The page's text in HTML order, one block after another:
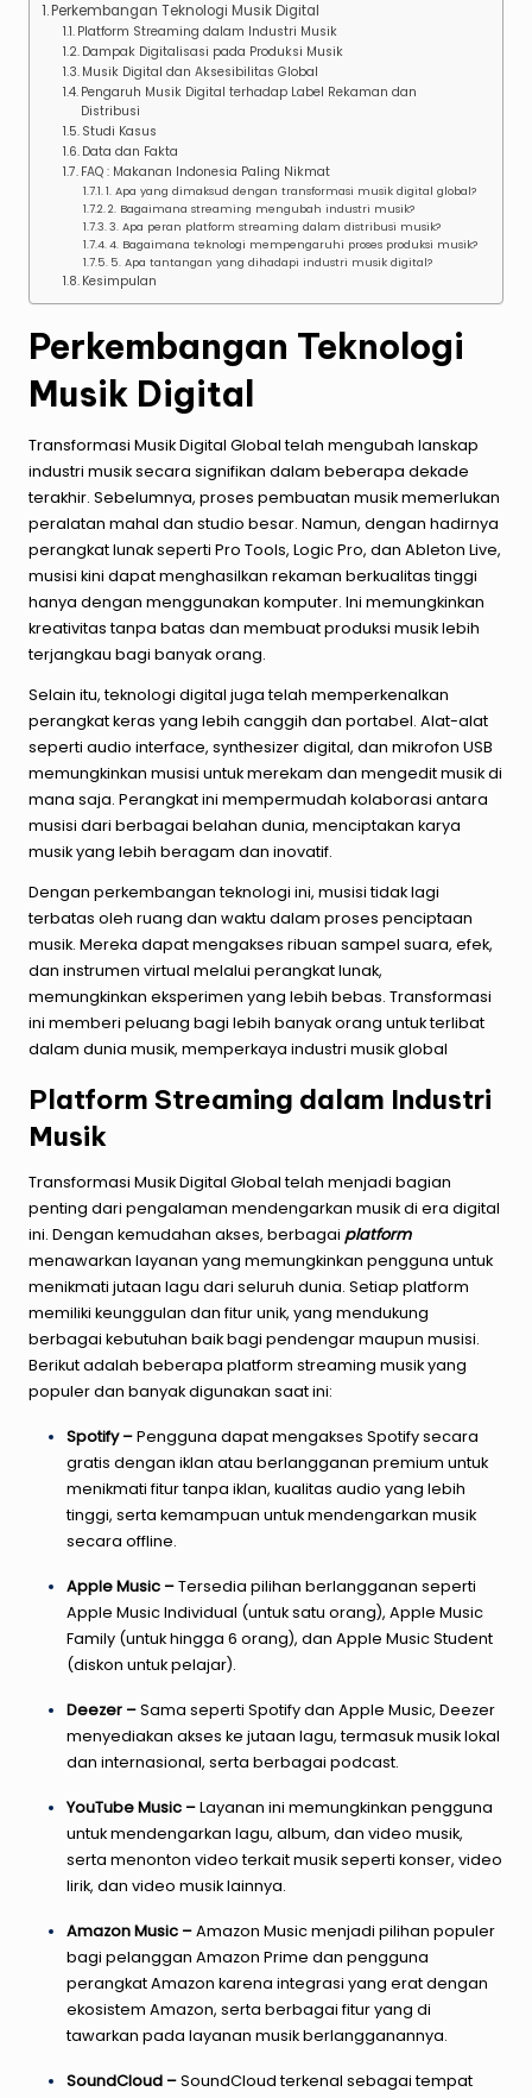
Perkembangan Teknologi Musik Digital
Platform Streaming dalam Industri Musik
Dampak Digitalisasi pada Produksi Musik
Musik Digital dan Aksesibilitas Global
Pengaruh Musik Digital terhadap Label Rekaman dan
Distribusi
Studi Kasus
Data dan Fakta
FAQ : Makanan Indonesia Paling Nikmat
1. Apa yang dimaksud dengan transformasi musik digital global?
2. Bagaimana streaming mengubah industri musik?
3. Apa peran platform streaming dalam distribusi musik?
4. Bagaimana teknologi mempengaruhi proses produksi musik?
5. Apa tantangan yang dihadapi industri musik digital?
Kesimpulan
Perkembangan Teknologi
Musik Digital
Transformasi Musik Digital Global telah mengubah lanskap
industri musik secara signifikan dalam beberapa dekade
terakhir. Sebelumnya, proses pembuatan musik memerlukan
peralatan mahal dan studio besar. Namun, dengan hadirnya
perangkat lunak seperti Pro Tools, Logic Pro, dan Ableton Live,
musisi kini dapat menghasilkan rekaman berkualitas tinggi
hanya dengan menggunakan komputer. Ini memungkinkan
kreativitas tanpa batas dan membuat produksi musik lebih
terjangkau bagi banyak orang.
Selain itu, teknologi digital juga telah memperkenalkan
perangkat keras yang lebih canggih dan portabel. Alat-alat
seperti audio interface, synthesizer digital, dan mikrofon USB
memungkinkan musisi untuk merekam dan mengedit musik di
mana saja. Perangkat ini mempermudah kolaborasi antara
musisi dari berbagai belahan dunia, menciptakan karya
musik yang lebih beragam dan inovatif.
Dengan perkembangan teknologi ini, musisi tidak lagi
terbatas oleh ruang dan waktu dalam proses penciptaan
musik. Mereka dapat mengakses ribuan sampel suara, efek,
dan instrumen virtual melalui perangkat lunak,
memungkinkan eksperimen yang lebih bebas. Transformasi
ini memberi peluang bagi lebih banyak orang untuk terlibat
dalam dunia musik, memperkaya industri musik global
Platform Streaming dalam Industri
Musik
Transformasi Musik Digital Global telah menjadi bagian
penting dari pengalaman mendengarkan musik di era digital
ini. Dengan kemudahan akses, berbagai platform
menawarkan layanan yang memungkinkan pengguna untuk
menikmati jutaan lagu dari seluruh dunia. Setiap platform
memiliki keunggulan dan fitur unik, yang mendukung
berbagai kebutuhan baik bagi pendengar maupun musisi.
Berikut adalah beberapa platform streaming musik yang
populer dan banyak digunakan saat ini:
Spotify –Pengguna dapat mengakses Spotify secara
gratis dengan iklan atau berlangganan premium untuk
menikmati fitur tanpa iklan, kualitas audio yang lebih
tinggi, serta kemampuan untuk mendengarkan musik
secara offline.
Apple Music –Tersedia pilihan berlangganan seperti
Apple Music Individual (untuk satu orang), Apple Music
Family (untuk hingga 6 orang), dan Apple Music Student
(diskon untuk pelajar).
Deezer –Sama seperti Spotify dan Apple Music, Deezer
menyediakan akses ke jutaan lagu, termasuk musik lokal
dan internasional, serta berbagai podcast.
YouTube Music –Layanan ini memungkinkan pengguna
untuk mendengarkan lagu, album, dan video musik,
serta menonton video terkait musik seperti konser, video
lirik, dan video musik lainnya.
Amazon Music –Amazon Music menjadi pilihan populer
bagi pelanggan Amazon Prime dan pengguna
perangkat Amazon karena integrasi yang erat dengan
ekosistem Amazon, serta berbagai fitur yang di
tawarkan pada layanan musik berlangganannya.
SoundCloud –SoundCloud terkenal sebagai tempat